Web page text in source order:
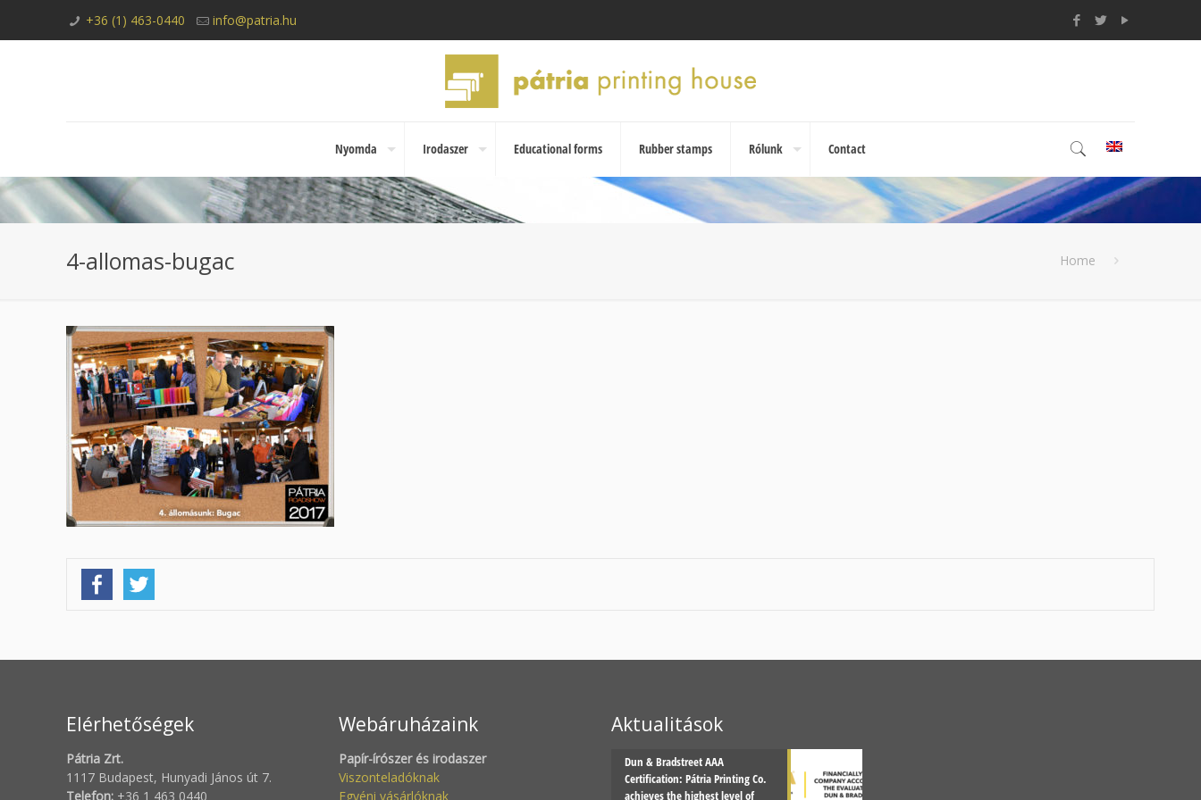
+36 (1) 463-0440 info@patria.hu
Nyomda Irodaszer Educational forms Rubber stamps Rólunk Contact
4-allomas-bugac Home
Elérhetőségek
Pátria Zrt.
1117 Budapest, Hunyadi János út 7.
Telefon: +36 1 463 0440
Webáruházaink
Papír-írószer és irodaszer
Viszonteladóknak
Egyéni vásárlóknak
Aktualitások
Dun & Bradstreet AAA
Certification: Pátria Printing Co.
achieves the highest level of